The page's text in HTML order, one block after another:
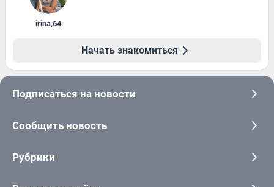
irina,64
Начать знакомиться
Подписаться на новости
Сообщить новость
Рубрики